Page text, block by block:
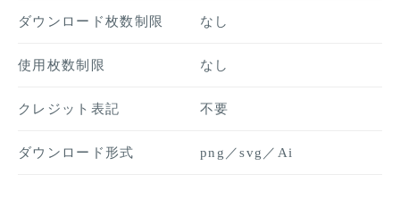
ダウンロード枚数制限 なし
使用枚数制限 なし
クレジット表記 不要
ダウンロード形式 png／svg／Ai